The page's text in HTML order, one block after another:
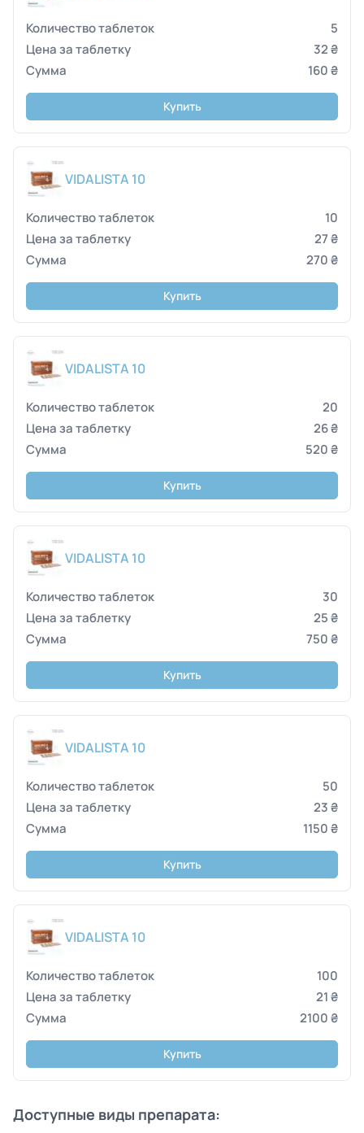
5
32 ₴
160 ₴
Купить
VIDALISTA 10
10
27 ₴
270 ₴
Купить
VIDALISTA 10
20
26 ₴
520 ₴
Купить
VIDALISTA 10
30
25 ₴
750 ₴
Купить
VIDALISTA 10
50
23 ₴
1150 ₴
Купить
VIDALISTA 10
100
21 ₴
2100 ₴
Купить
Доступные виды препарата: